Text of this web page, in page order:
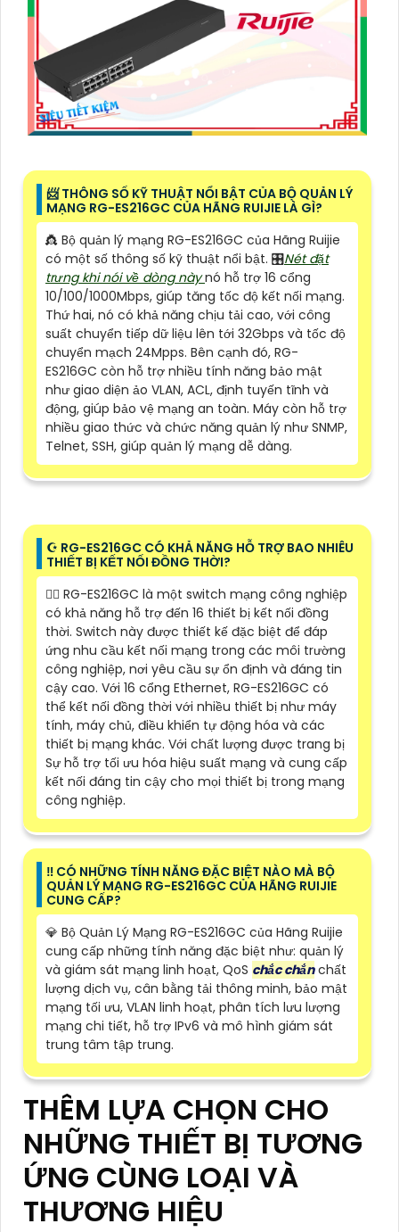
📨 THÔNG SỐ KỸ THUẬT NỔI BẬT CỦA BỘ QUẢN LÝ
MẠNG RG-ES216GC CỦA HÃNG RUIJIE LÀ GÌ?
👸 Bộ quản lý mạng RG-ES216GC của Hãng Ruijie
có một số thông số kỹ thuật nổi bật. 🎛Nét đặt
trưng khi nói về dòng nàynó hỗ trợ 16 cổng
10/100/1000Mbps, giúp tăng tốc độ kết nối mạng.
Thứ hai, nó có khả năng chịu tải cao, với công
suất chuyển tiếp dữ liệu lên tới 32Gbps và tốc độ
chuyển mạch 24Mpps. Bên cạnh đó, RG-
ES216GC còn hỗ trợ nhiều tính năng bảo mật
như giao diện ảo VLAN, ACL, định tuyến tĩnh và
động, giúp bảo vệ mạng an toàn. Máy còn hỗ trợ
nhiều giao thức và chức năng quản lý như SNMP,
Telnet, SSH, giúp quản lý mạng dễ dàng.
☪ RG-ES216GC CÓ KHẢ NĂNG HỖ TRỢ BAO NHIÊU
THIẾT BỊ KẾT NỐI ĐỒNG THỜI?
🙆‍♀️ RG-ES216GC là một switch mạng công nghiệp
có khả năng hỗ trợ đến 16 thiết bị kết nối đồng
thời. Switch này được thiết kế đặc biệt để đáp
ứng nhu cầu kết nối mạng trong các môi trường
công nghiệp, nơi yêu cầu sự ổn định và đáng tin
cậy cao. Với 16 cổng Ethernet, RG-ES216GC có
thể kết nối đồng thời với nhiều thiết bị như máy
tính, máy chủ, điều khiển tự động hóa và các
thiết bị mạng khác. Với chất lượng được trang bị
Sự hỗ trợ tối ưu hóa hiệu suất mạng và cung cấp
kết nối đáng tin cậy cho mọi thiết bị trong mạng
công nghiệp.
‼️ CÓ NHỮNG TÍNH NĂNG ĐẶC BIỆT NÀO MÀ BỘ
QUẢN LÝ MẠNG RG-ES216GC CỦA HÃNG RUIJIE
CUNG CẤP?
💎 Bộ Quản Lý Mạng RG-ES216GC của Hãng Ruijie
cung cấp những tính năng đặc biệt như: quản lý
và giám sát mạng linh hoạt, QoS chắc chắnchất
lượng dịch vụ, cân bằng tải thông minh, bảo mật
mạng tối ưu, VLAN linh hoạt, phân tích lưu lượng
mạng chi tiết, hỗ trợ IPv6 và mô hình giám sát
trung tâm tập trung.
THÊM LỰA CHỌN CHO
NHỮNG THIẾT BỊ TƯƠNG
ỨNG CÙNG LOẠI VÀ
THƯƠNG HIỆU